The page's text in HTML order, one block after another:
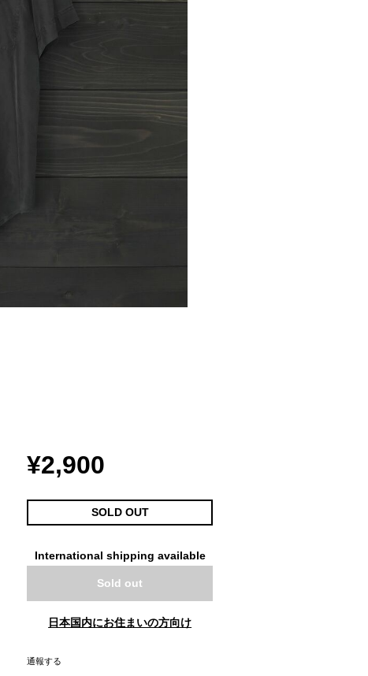
¥2,900
SOLD OUT
International shipping available
Sold out
日本国内にお住まいの方向け
通報する